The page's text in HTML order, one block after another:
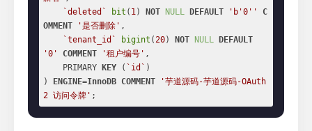
`deleted`
bit ( 1) NOT NULL DEFAULT 'b'0 ''
C
OMMENT
'是否删除' ,
`tenant_id`
bigint (20) NOT NULL
DEFAULT
'0'
COMMENT '租户编号' ,
    PRIMARY
KEY ( `id` )
)
ENGINE=InnoDB COMMENT
'芋道源码-芋道源码-OAuth
2 访问令牌' ;